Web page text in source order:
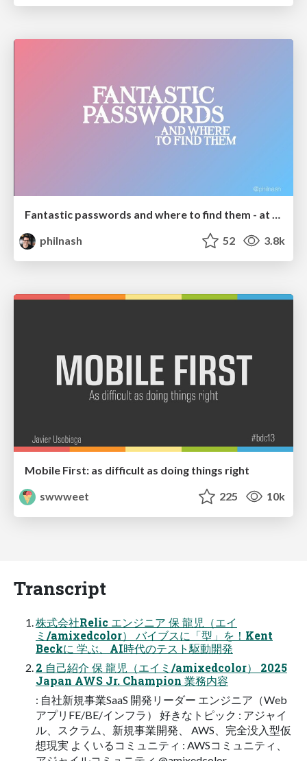
Fantastic passwords and where to find them - at NoRuKo
philnash
52 3.8k
Mobile First: as difficult as doing things right
swwweet
225 10k
Transcript
株式会社Relic エンジニア 保 龍児（エイ
ミ/amixedcolor） バイブスに「型」を！Kent
Beckに 学ぶ、AI時代のテスト駆動開発
2 自己紹介 保 龍児（エイミ/amixedcolor） 2025
Japan AWS Jr. Champion 業務内容
: 自社新規事業SaaS 開発リーダー エンジニア（Web
アプリFE/BE/インフラ） 好きなトピック : アジャイ
ル、スクラム、新規事業開発、 AWS、完全没入型仮
想現実 よくいるコミュニティ : AWSコミュニティ、